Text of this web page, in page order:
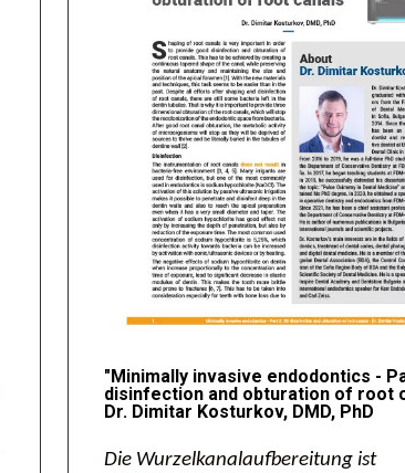
"Minimally invasive endodontics -
disinfection and obturation of root
Dr. Dimitar Kosturkov, DMD, PhD
Die Wurzelkanalaufbereitung ist